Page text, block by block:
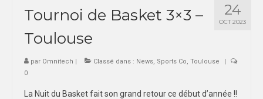
24
OCT 2023
Tournoi de Basket 3×3 –
Toulouse
par Omnitech | Classé dans : News Sports Co Toulouse
|
0
La Nuit du Basket fait son grand retour ce début d’année !!